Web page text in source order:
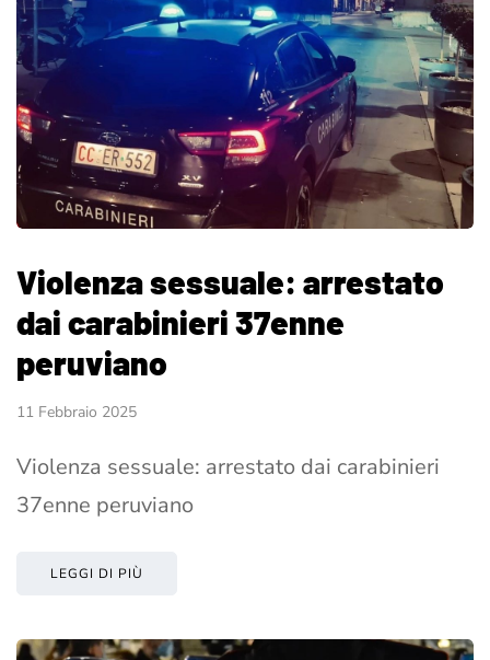
Violenza sessuale: arrestato
dai carabinieri 37enne
peruviano
11 Febbraio 2025
Violenza sessuale: arrestato dai carabinieri
37enne peruviano
LEGGI DI PIÙ